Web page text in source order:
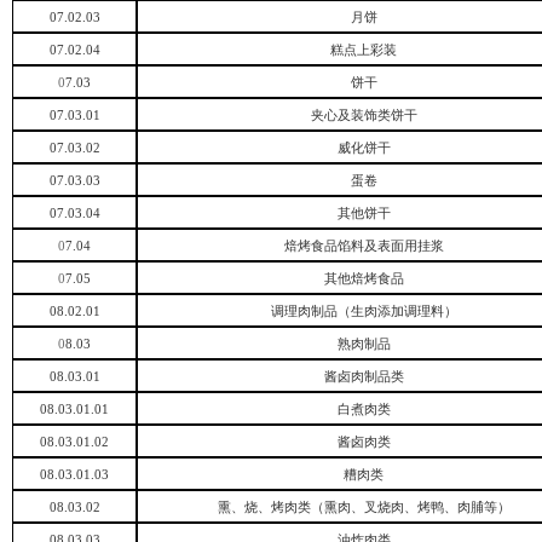
07.02.03 月饼
07.02.04 糕点上彩装
07.03 饼干
07.03.01 夹心及装饰类饼干
07.03.02 威化饼干
07.03.03 蛋卷
07.03.04 其他饼干
07.04 焙烤食品馅料及表面用挂浆
07.05 其他焙烤食品
08.02.01 调理肉制品（生肉添加调理料）
08.03 熟肉制品
08.03.01 酱卤肉制品类
08.03.01.01 白煮肉类
08.03.01.02 酱卤肉类
08.03.01.03 糟肉类
08.03.02 熏、烧、烤肉类（熏肉、叉烧肉、烤鸭、肉脯等）